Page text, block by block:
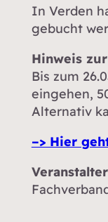
In Verden
gebucht
Hinweis
Bis zum
eingehen,
Alternativ
–> Hier
Veranstalter